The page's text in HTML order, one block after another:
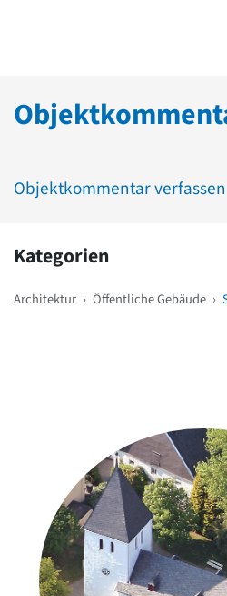
Objektkommentar verfassen
Kategorien
Architektur › Öffentliche Gebäude ›